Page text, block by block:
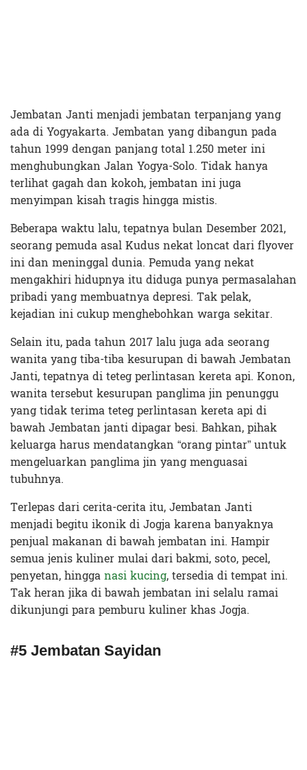
Jembatan Janti menjadi jembatan terpanjang yang
ada di Yogyakarta. Jembatan yang dibangun pada
tahun 1999 dengan panjang total 1.250 meter ini
menghubungkan Jalan Yogya-Solo. Tidak hanya
terlihat gagah dan kokoh, jembatan ini juga
menyimpan kisah tragis hingga mistis.
Beberapa waktu lalu, tepatnya bulan Desember 2021,
seorang pemuda asal Kudus nekat loncat dari flyover
ini dan meninggal dunia. Pemuda yang nekat
mengakhiri hidupnya itu diduga punya permasalahan
pribadi yang membuatnya depresi. Tak pelak,
kejadian ini cukup menghebohkan warga sekitar.
Selain itu, pada tahun 2017 lalu juga ada seorang
wanita yang tiba-tiba kesurupan di bawah Jembatan
Janti, tepatnya di teteg perlintasan kereta api. Konon,
wanita tersebut kesurupan panglima jin penunggu
yang tidak terima teteg perlintasan kereta api di
bawah Jembatan janti dipagar besi. Bahkan, pihak
keluarga harus mendatangkan “orang pintar” untuk
mengeluarkan panglima jin yang menguasai
tubuhnya.
Terlepas dari cerita-cerita itu, Jembatan Janti
menjadi begitu ikonik di Jogja karena banyaknya
penjual makanan di bawah jembatan ini. Hampir
semua jenis kuliner mulai dari bakmi, soto, pecel,
penyetan, hingganasi kucing, tersedia di tempat ini.
Tak heran jika di bawah jembatan ini selalu ramai
dikunjungi para pemburu kuliner khas Jogja.
#5 Jembatan Sayidan